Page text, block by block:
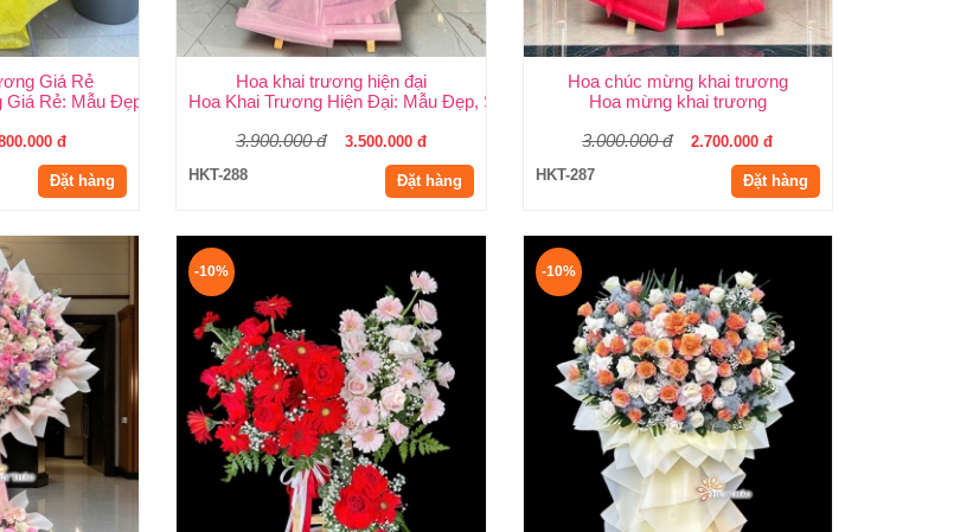
Nhất HCMC
Giá Rẻ
Rẻ: Mẫu Đẹp, Sang Trọng & Giao Nhanh TP.HCM | Huy Thảo
đ
Đặt hàng
Hoa khai trương hiện đại
Hoa Khai Trương Hiện Đại: Mẫu Đẹp, Sang Trọng & Giao Nhanh TP.HCM | Huy Thảo
3.900.000 đ
3.500.000 đ
HKT-288
Đặt hàng
Hoa chúc mừng khai trương
Hoa mừng khai trương
3.000.000 đ
2.700.000 đ
HKT-287
Đặt hàng
-10% -10%